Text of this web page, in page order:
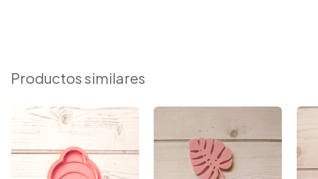
Productos similares